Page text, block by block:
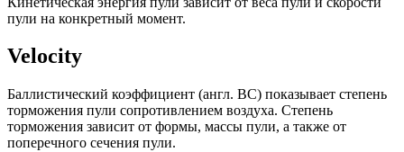
пули на конкретный момент.
Velocity
Баллистический коэффициент (англ. ВС) показывает степень
торможения пули сопротивлением воздуха. Степень
торможения зависит от формы, массы пули, а также от
поперечного сечения пули.